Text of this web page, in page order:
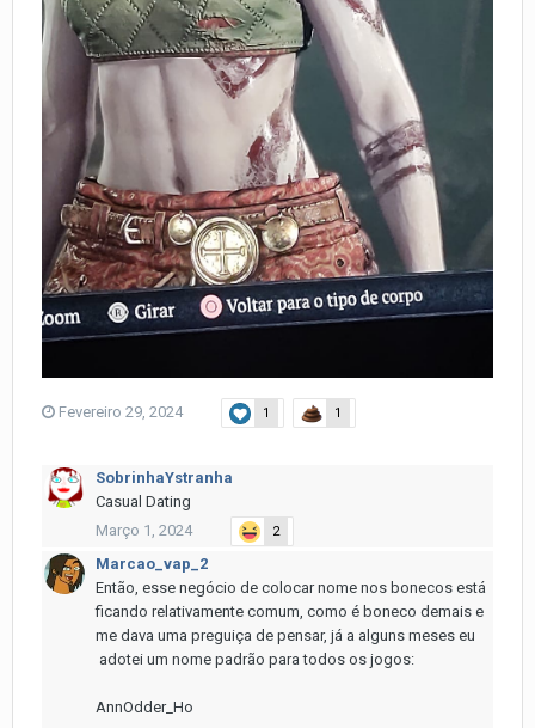
Fevereiro 29, 2024 1 1
SobrinhaYstranha
Casual Dating
Março 1, 2024
2
Marcao_vap_2
Então, esse negócio de colocar nome nos bonecos está
ficando relativamente comum, como é boneco demais e
me dava uma preguiça de pensar, já a alguns meses eu
adotei um nome padrão para todos os jogos:
AnnOdder_Ho